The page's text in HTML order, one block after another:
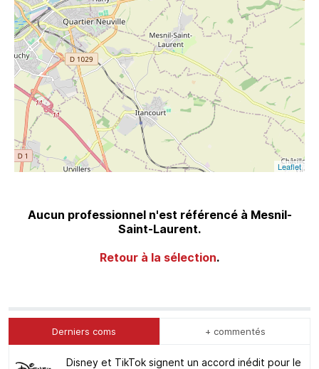
Leaflet
Aucun professionnel n'est référencé à Mesnil-
Saint-Laurent.
Retour à la sélection.
Derniers coms + commentés
Disney et TikTok signent un accord inédit pour le